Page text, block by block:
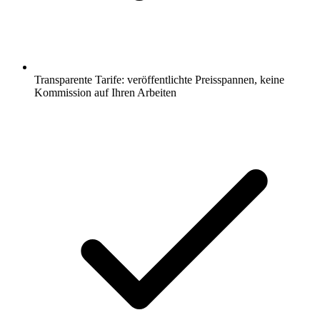
Transparente Tarife: veröffentlichte Preisspannen, keine
Kommission auf Ihren Arbeiten